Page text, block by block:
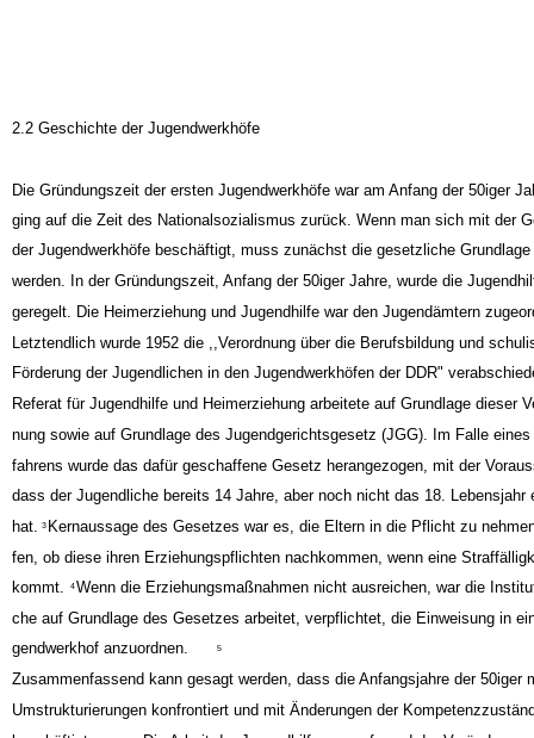
Die Gründungszeit der ersten Jugendwerkhöfe war am Anfang der 50iger
ging auf die Zeit des Nationalsozialismus zurück. Wenn man sich mit der
der Jugendwerkhöfe beschäftigt, muss zunächst die gesetzliche
werden. In der Gründungszeit, Anfang der 50iger Jahre, wurde die
geregelt. Die Heimerziehung und Jugendhilfe war den Jugendämtern
Letztendlich wurde 1952 die ,,Verordnung über die Berufsbildung und
Förderung der Jugendlichen in den Jugendwerkhöfen der DDR"
Referat für Jugendhilfe und Heimerziehung arbeitete auf Grundlage dieser
nung sowie auf Grundlage des Jugendgerichtsgesetz (JGG). Im Falle
fahrens wurde das dafür geschaffene Gesetz herangezogen, mit der
dass der Jugendliche bereits 14 Jahre, aber noch nicht das 18. Lebensjahr
hat.
Kernaussage des Gesetzes war es, die Eltern in die Pflicht zu
fen, ob diese ihren Erziehungspflichten nachkommen, wenn eine
kommt.
Wenn die Erziehungsmaßnahmen nicht ausreichen, war die
che auf Grundlage des Gesetzes arbeitet, verpflichtet, die Einweisung in
gendwerkhof anzuordnen.
Zusammenfassend kann gesagt werden, dass die Anfangsjahre der 50iger
Umstrukturierungen konfrontiert und mit Änderungen der